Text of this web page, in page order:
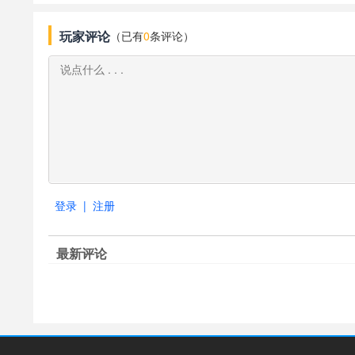
玩家评论（已有0条评论）
登录 | 注册
最新评论